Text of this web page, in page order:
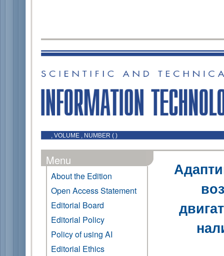
, VOLUME , NUMBER ( )
Menu
About the Edition
Open Access Statement
Editorial Board
Editorial Policy
Policy of using AI
Editorial Ethics